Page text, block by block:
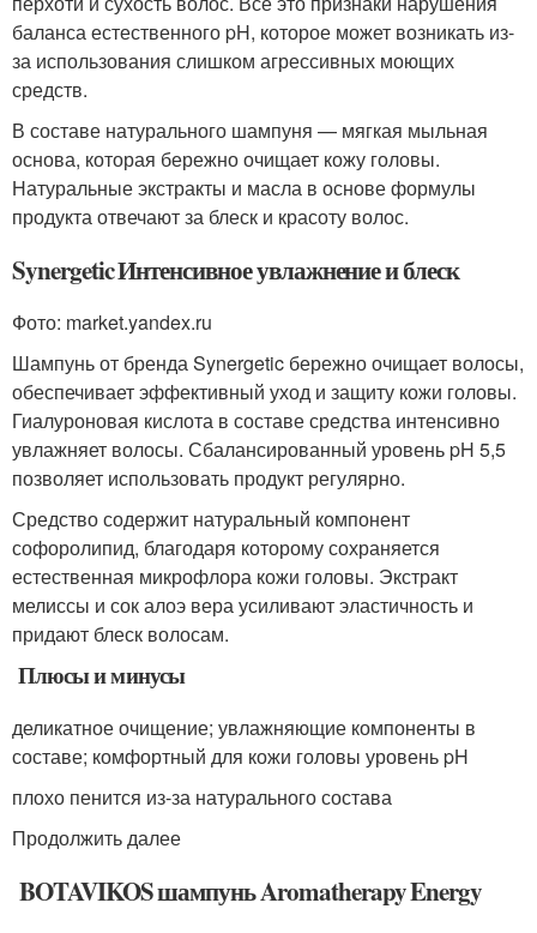
баланса естественного pH, которое может возникать из-
за использования слишком агрессивных моющих
средств.
В составе натурального шампуня — мягкая мыльная
основа, которая бережно очищает кожу головы.
Натуральные экстракты и масла в основе формулы
продукта отвечают за блеск и красоту волос.
Synergetic Интенсивное увлажнение и блеск
Фото: market.yandex.ru
Шампунь от бренда Synergetic бережно очищает волосы,
обеспечивает эффективный уход и защиту кожи головы.
Гиалуроновая кислота в составе средства интенсивно
увлажняет волосы. Сбалансированный уровень pH 5,5
позволяет использовать продукт регулярно.
Средство содержит натуральный компонент
софоролипид, благодаря которому сохраняется
естественная микрофлора кожи головы. Экстракт
мелиссы и сок алоэ вера усиливают эластичность и
придают блеск волосам.
Плюсы и минусы
деликатное очищение; увлажняющие компоненты в
составе; комфортный для кожи головы уровень pH
плохо пенится из-за натурального состава
Продолжить далее
BOTAVIKOS шампунь Aromatherapy Energy